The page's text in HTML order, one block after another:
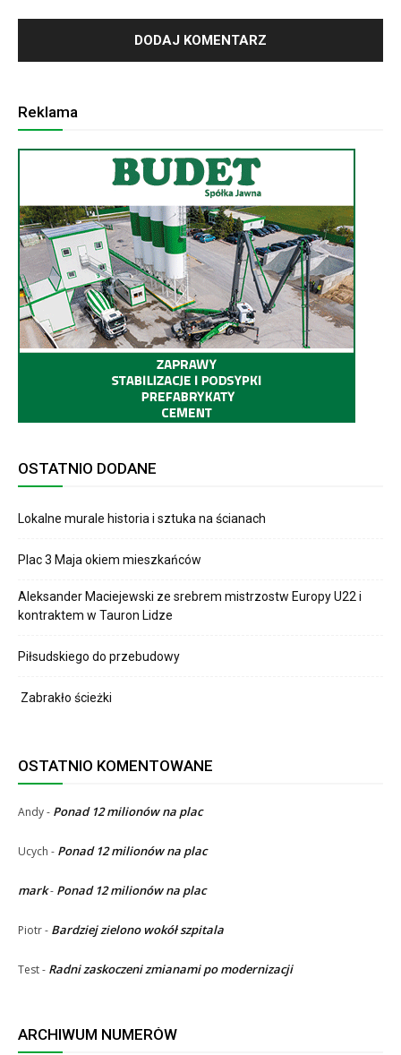
Reklama
OSTATNIO DODANE
Lokalne murale historia i sztuka na ścianach
Plac 3 Maja okiem mieszkańców
Aleksander Maciejewski ze srebrem mistrzostw Europy U22 i
kontraktem w Tauron Lidze
Piłsudskiego do przebudowy
Zabrakło ścieżki
OSTATNIO KOMENTOWANE
Andy- Ponad 12 milionów na plac
Ucych - Ponad 12 milionów na plac
mark- Ponad 12 milionów na plac
Piotr- Bardziej zielono wokół szpitala
Test- Radni zaskoczeni zmianami po modernizacji
ARCHIWUM NUMERÓW